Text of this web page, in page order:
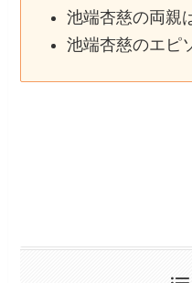
池端杏慈の両親
池端杏慈のエピ